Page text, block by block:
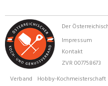
Der
Impressum
Kontakt
ZVR 007758673
Verband
Hobby-Kochmeisterschaft